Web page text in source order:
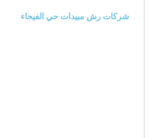
شركات رش مبيدات حي الفيحاء